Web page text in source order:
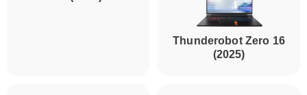
Thunderobot Zero 16